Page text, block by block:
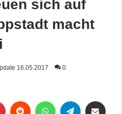
sich auf
macht
16.05.2017 0